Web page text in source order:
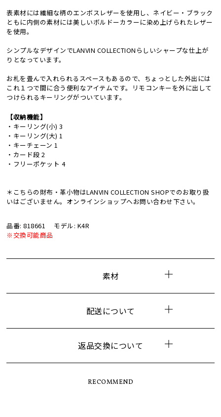
表素材には繊細な柄のエンボスレザーを使用し、ネイビー・ブラック
ともに内側の素材には美しいボルドーカラーに染め上げられたレザー
を使用。
シンプルなデザインでLANVIN COLLECTIONらしいシャープな仕上が
りとなっています。
お札を畳んで入れられるスペースもあるので、ちょっとした外出には
これ１つで間に合う便利なアイテムです。リモコンキーを外に出して
つけられるキーリングがついています。
【収納機能】
・キーリング(小) 3
・キーリング(大) 1
・キーチェーン 1
・カード段 2
・フリーポケット 4
＊こちらの財布・革小物はLANVIN COLLECTION SHOPでのお取り扱
いはございません。オンラインショップへお問い合わせ下さい。
品番: 818661
モデル: K4R
※交換可能商品
素材
配送について
返品交換について
RECOMMEND